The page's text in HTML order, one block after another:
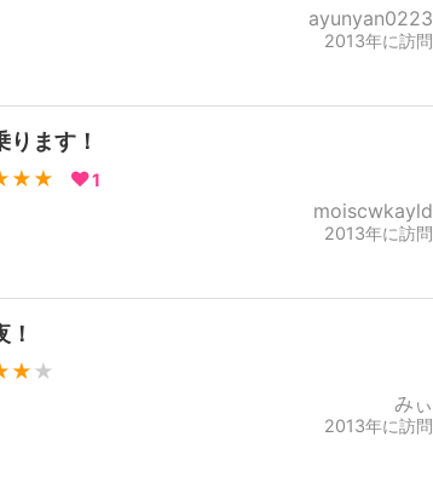
ayunyan0223
2013年に訪問
ります！
1
moiscwkayld
2013年に訪問
！
★
みぃ
2013年に訪問